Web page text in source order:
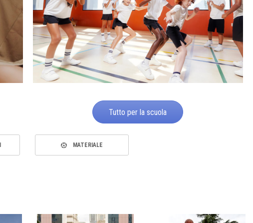
Tutto per la scuola
MATERIALE